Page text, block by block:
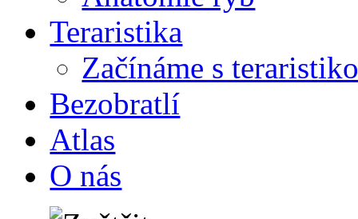
Teraristika
Začínáme s
Bezobratlí
Atlas
O nás